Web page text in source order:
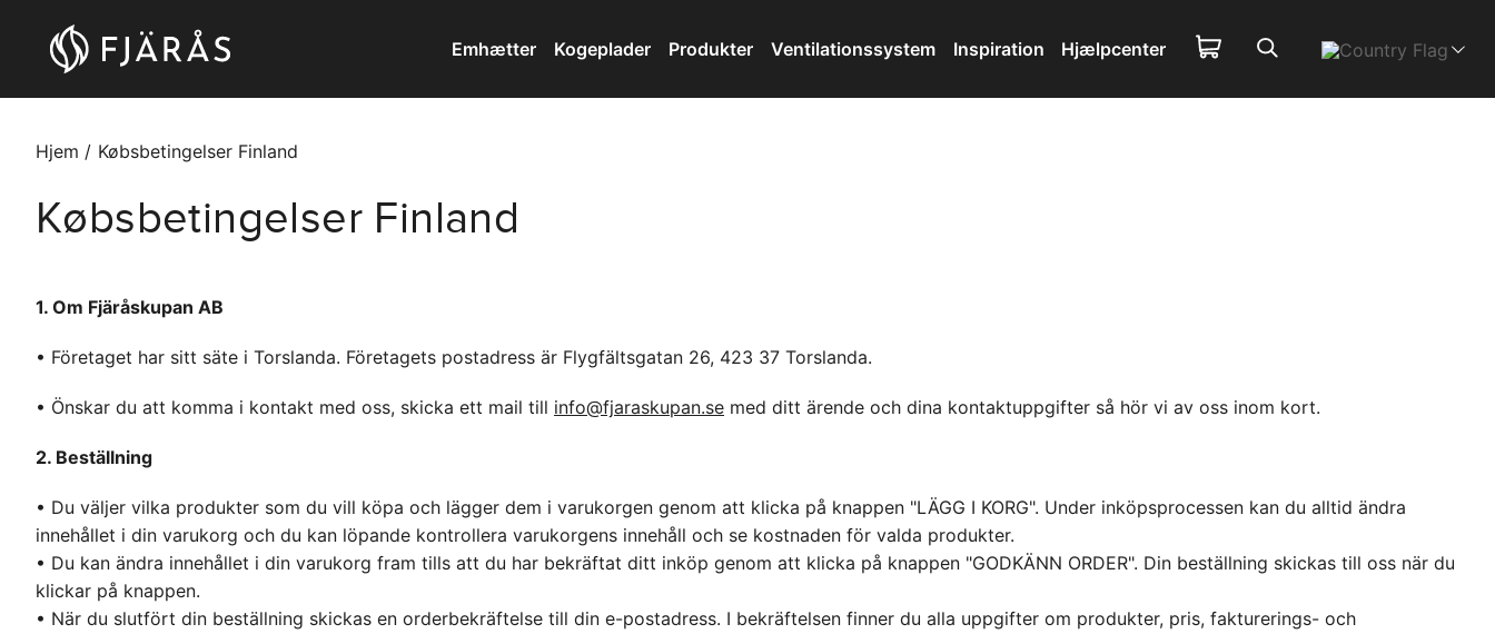
Emhætter Kogeplader Produkter Ventilationssystem Inspiration Hjælpcenter
Hjem Købsbetingelser Finland
Købsbetingelser Finland
1. Om Fjäråskupan AB
• Företaget har sitt säte i Torslanda. Företagets postadress är Flygfältsgatan 26, 423 37 Torslanda.
• Önskar du att komma i kontakt med oss, skicka ett mail till info@fjaraskupan.se med ditt ärende och dina kontaktuppgifter så hör vi av oss inom kort.
2. Beställning
• Du väljer vilka produkter som du vill köpa och lägger dem i varukorgen genom att klicka på knappen "LÄGG I KORG". Under inköpsprocessen kan du alltid ändra
innehållet i din varukorg och du kan löpande kontrollera varukorgens innehåll och se kostnaden för valda produkter.
• Du kan ändra innehållet i din varukorg fram tills att du har bekräftat ditt inköp genom att klicka på knappen "GODKÄNN ORDER". Din beställning skickas till oss när du
klickar på knappen.
• När du slutfört din beställning skickas en orderbekräftelse till din e-postadress. I bekräftelsen finner du alla uppgifter om produkter, pris, fakturerings- och